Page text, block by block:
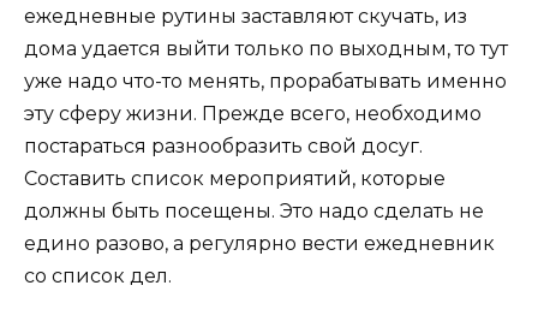
ежедневные рутины заставляют скучать, из
дома удается выйти только по выходным, то тут
уже надо что-то менять, прорабатывать именно
эту сферу жизни. Прежде всего, необходимо
постараться разнообразить свой досуг.
Составить список мероприятий, которые
должны быть посещены. Это надо сделать не
едино разово, а регулярно вести ежедневник
со список дел.